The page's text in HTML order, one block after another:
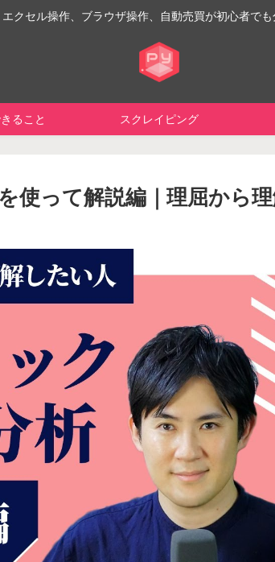
クセル操作、ブラウザ操作、自動売買が初心者で
ること スクレイピング
使って解説編｜理屈から